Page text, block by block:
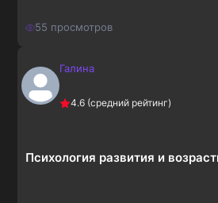
55 просмотров
150₽Галина
4.6 (средний рейтинг)
Психология развития и